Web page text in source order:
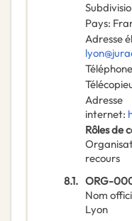
Pays:
Adresse
Téléphone
Adresse
internet:
Rôles de
recours
8.1. ORG-
Nom
Lyon